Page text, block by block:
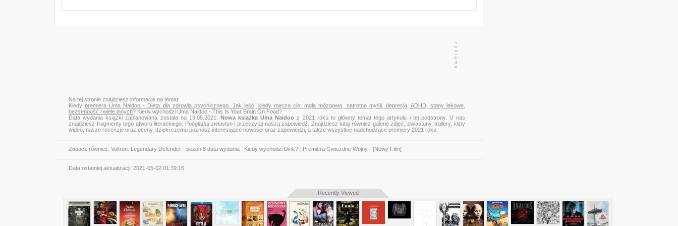
Na tej stronie znajdziesz informacje na temat:
Kiedypremiera Uma Naidoo - Dieta dla zdrowia psychicznego. Jak jeść, kiedy męczą cię: mgła mózgowa, natrętne myśli, depresja, ADHD, stany lękowe,
bezsenność i wiele innych? Kiedy wychodzi Uma Naidoo - This Is Your Brain On Food?
Data wydania książki zaplanowana została na 19.05.2021. Nowa książka Uma Naidoo z 2021 roku to główny temat tego artykułu i tej podstrony. U nas
znajdziesz fragmenty tego utworu literackiego. Pooglądaj zwiastuni przeczytaj naszą zapowiedź. Znajdziesz tutaj również galerię zdjęć, zwiastuny, trailery, klipy
wideo, nasze recenzje oraz oceny, dzięki czemu poznasz interesujące nowości oraz zapowiedzi, a także wszystkie nadchodzące premiery 2021 roku.
Zobacz również: Voltron: Legendary Defender - sezon 8 data wydania Kiedy wychodzi Dink? Premiera Gwiezdne Wojny - [Nowy Film]
Data ostatniej aktualizacji: 2021-05-02 01:39:16
Recently Viewed